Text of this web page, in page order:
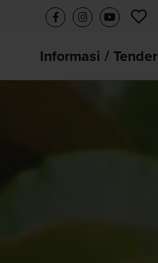
Informasi / Tender